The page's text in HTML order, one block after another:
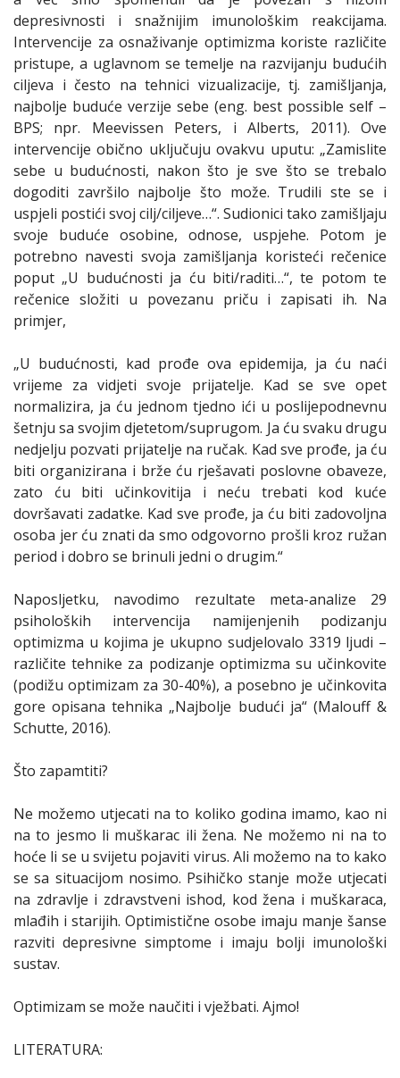
depresivnosti i snažnijim imunološkim reakcijama.
Intervencije za osnaživanje optimizma koriste različite
pristupe, a uglavnom se temelje na razvijanju budućih
ciljeva i često na tehnici vizualizacije, tj. zamišljanja,
najbolje buduće verzije sebe (eng. best possible self –
BPS; npr. Meevissen Peters, i Alberts, 2011). Ove
intervencije obično uključuju ovakvu uputu: „Zamislite
sebe u budućnosti, nakon što je sve što se trebalo
dogoditi završilo najbolje što može. Trudili ste se i
uspjeli postići svoj cilj/ciljeve…“. Sudionici tako zamišljaju
svoje buduće osobine, odnose, uspjehe. Potom je
potrebno navesti svoja zamišljanja koristeći rečenice
poput „U budućnosti ja ću biti/raditi…“, te potom te
rečenice složiti u povezanu priču i zapisati ih. Na
primjer,
„U budućnosti, kad prođe ova epidemija, ja ću naći
vrijeme za vidjeti svoje prijatelje. Kad se sve opet
normalizira, ja ću jednom tjedno ići u poslijepodnevnu
šetnju sa svojim djetetom/suprugom. Ja ću svaku drugu
nedjelju pozvati prijatelje na ručak. Kad sve prođe, ja ću
biti organizirana i brže ću rješavati poslovne obaveze,
zato ću biti učinkovitija i neću trebati kod kuće
dovršavati zadatke. Kad sve prođe, ja ću biti zadovoljna
osoba jer ću znati da smo odgovorno prošli kroz ružan
period i dobro se brinuli jedni o drugim.“
Naposljetku, navodimo rezultate meta-analize 29
psiholoških intervencija namijenjenih podizanju
optimizma u kojima je ukupno sudjelovalo 3319 ljudi –
različite tehnike za podizanje optimizma su učinkovite
(podižu optimizam za 30-40%), a posebno je učinkovita
gore opisana tehnika „Najbolje budući ja“ (Malouff &
Schutte, 2016).
Što zapamtiti?
Ne možemo utjecati na to koliko godina imamo, kao ni
na to jesmo li muškarac ili žena. Ne možemo ni na to
hoće li se u svijetu pojaviti virus. Ali možemo na to kako
se sa situacijom nosimo. Psihičko stanje može utjecati
na zdravlje i zdravstveni ishod, kod žena i muškaraca,
mlađih i starijih. Optimistične osobe imaju manje šanse
razviti depresivne simptome i imaju bolji imunološki
sustav.
Optimizam se može naučiti i vježbati. Ajmo!
LITERATURA: